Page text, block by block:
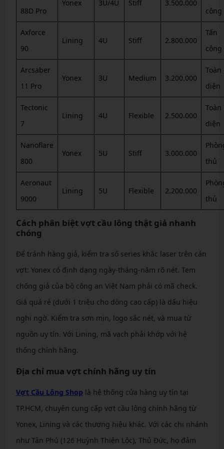
88D Pro
Yonex 3U/4U Stiff 3.500.000
công
Axforce
90
Lining 4U Stiff 2.800.000
Tấn
công
Arcsaber
11 Pro
Yonex 3U Medium 3.200.000
Toàn
diện
Tectonic
7
Lining 4U Flexible 2.500.000
Toàn
diện
Nanoflare
800
Yonex 5U Stiff 3.000.000
thủ
Aeronaut
9000
Lining 5U Flexible 2.200.000
thủ
Cách phân biệt vợt cầu lông thật giả nhanh
chóng
Để tránh hàng giả, kiểm tra số series khắc laser trên cán
vợt: Yonex có định dạng ngày-tháng-năm rõ nét. Tem
chống giả của bộ công an Việt Nam phải có mã check.
Giá quá rẻ (dưới 1 triệu cho dòng cao cấp) là dấu hiệu
nghi ngờ. Kiểm tra sơn mịn, logo sắc nét, và mua từ
nguồn uy tín. Với Lining, mã vạch phải khớp với hệ
thống chính hãng.
Địa chỉ mua vợt chính hãng uy tín
Vợt Cầu Lông Shop là hệ thống cửa hàng uy tín tại
TP.HCM, chuyên cung cấp vợt cầu lông chính hãng từ
Yonex, Lining và các thương hiệu khác. Với các chi nhánh
như Tân Phú (126 Huỳnh Thiện Lộc), Thủ Đức, họ đảm